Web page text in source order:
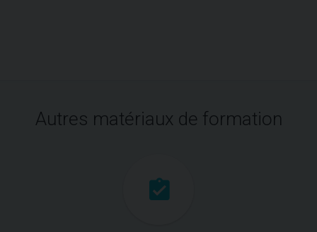
Autres matériaux de formation